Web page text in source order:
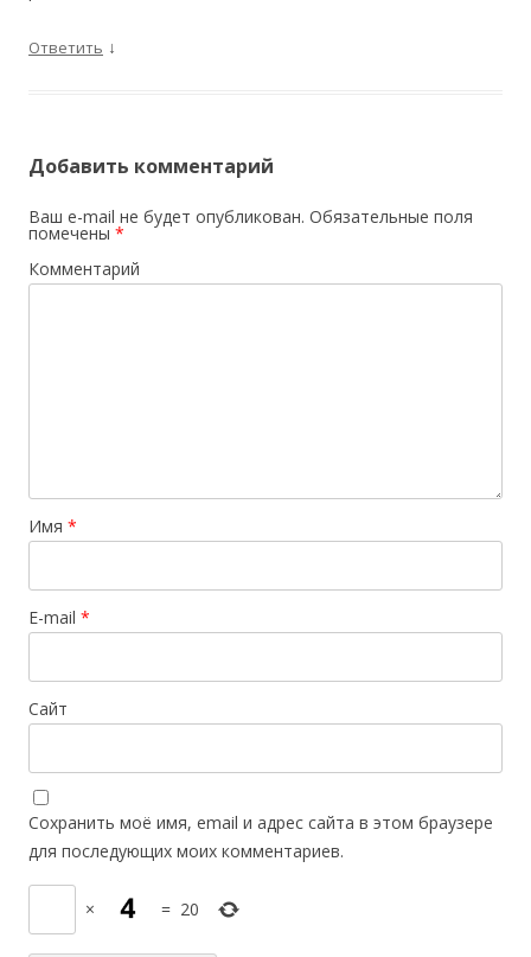
Ответить ↓
Добавить комментарий
Ваш e-mail не будет опубликован. Обязательные поля
помечены *
Комментарий
Имя *
E-mail *
Сайт
Сохранить моё имя, email и адрес сайта в этом браузере
для последующих моих комментариев.
× = 20